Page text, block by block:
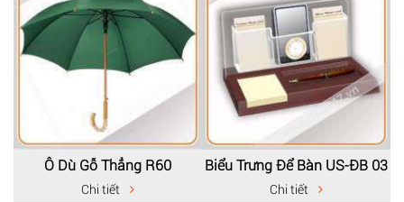
Ô Dù Gỗ Thẳng R60
Chi tiết
Biểu Trưng Để Bàn US-ĐB 03
Chi tiết